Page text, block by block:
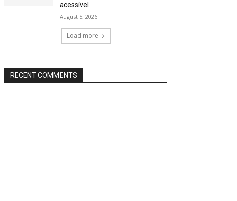
acessível
August 5, 2026
Load more
RECENT COMMENTS